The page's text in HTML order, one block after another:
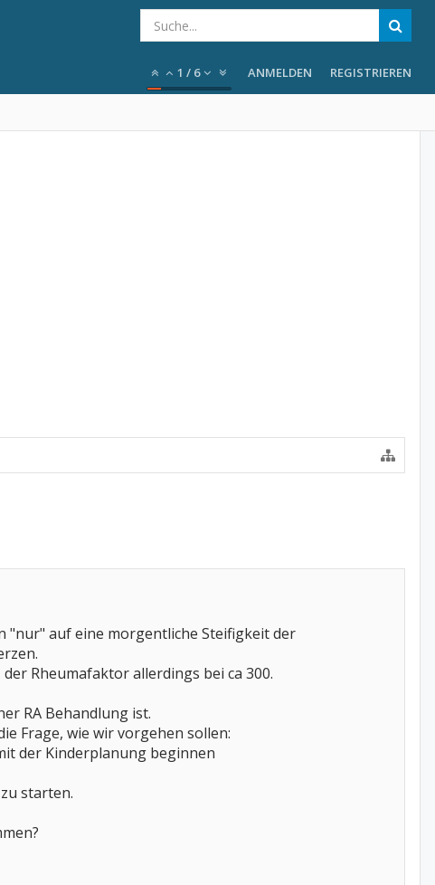
1 / 6 ANMELDEN REGISTRIEREN
"nur" auf eine morgentliche Steifigkeit der
Rheumafaktor allerdings bei ca 300.
RA Behandlung ist.
Frage, wie wir vorgehen sollen:
der Kinderplanung beginnen
starten.